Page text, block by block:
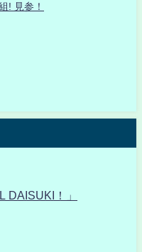
! 見参！
DAISUKI！」